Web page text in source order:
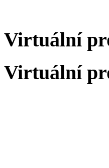
Virtuální
Virtuální